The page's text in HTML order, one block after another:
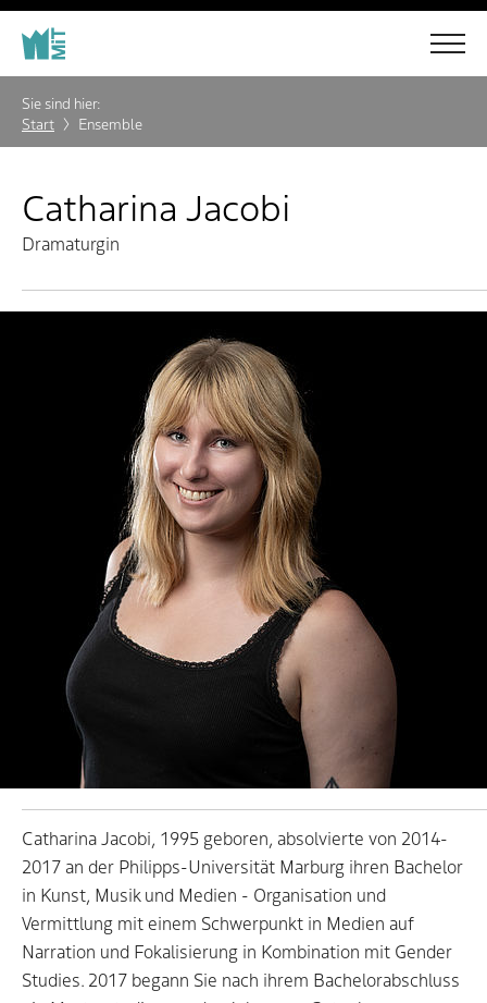
Sie sind hier:
Start
Ensemble
Catharina Jacobi
Dramaturgin
Catharina Jacobi, 1995 geboren, absolvierte von 2014-
2017 an der Philipps-Universität Marburg ihren Bachelor
in Kunst, Musik und Medien - Organisation und
Vermittlung mit einem Schwerpunkt in Medien auf
Narration und Fokalisierung in Kombination mit Gender
Studies. 2017 begann Sie nach ihrem Bachelorabschluss